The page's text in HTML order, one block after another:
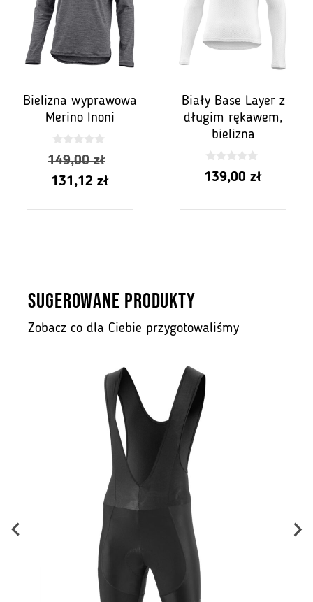
Bielizna wyprawowa
Merino Inoni
0
z
149,00zł
131,12 złAktualna
Biały Base Layer z
długim rękawem,
bielizna
0
z
139,00 zł
SUGEROWANE PRODUKTY
Zobacz co dla Ciebie przygotowaliśmy